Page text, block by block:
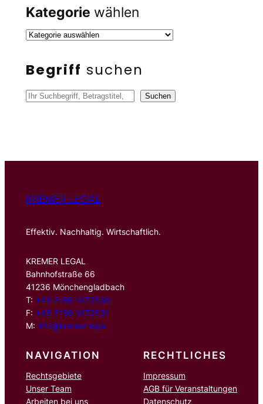
Kategorie wählen
Begriff suchen
S
n
Suchen
KREMER LEGAL
Effektiv. Nachhaltig. Wirtschaftlich.
KREMER LEGAL
Bahnhofstraße 66
41236 Mönchengladbach
T: +49 2166 1470500
F: +49 2166 1470501
M: info@kremer.legal
NAVIGATION
Rechtsgebiete
Unser Team
Arbeiten bei uns
RECHTLICHES
Impressum
AGB für Veranstaltungen
Datenschutz